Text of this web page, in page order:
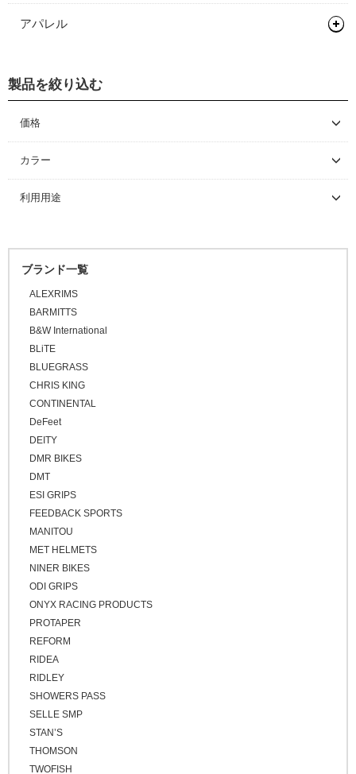
ライト
アパレル
グローブ
製品を絞り込む
価格
～ \5,000
\5,001 ～ 10,000
\10,001 ～ 20,000
\30,001 ～ 50,000
\50,001 ～
カラー
利用用途
ブランド一覧
ALEXRIMS
BARMITTS
B&W International
BLiTE
BLUEGRASS
CHRIS KING
CONTINENTAL
DeFeet
DEITY
DMR BIKES
DMT
ESI GRIPS
FEEDBACK SPORTS
MANITOU
MET HELMETS
NINER BIKES
ODI GRIPS
ONYX RACING PRODUCTS
PROTAPER
REFORM
RIDEA
RIDLEY
SHOWERS PASS
SELLE SMP
STAN’S
THOMSON
TWOFISH